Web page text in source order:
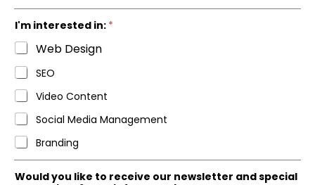
n
e
I'm interested in: *
Web Design
SEO
Video Content
Social Media Management
Branding
Would you like to receive our newsletter and special